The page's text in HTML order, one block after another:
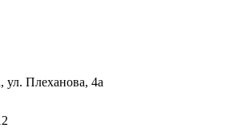
ул. Плеханова, 4а